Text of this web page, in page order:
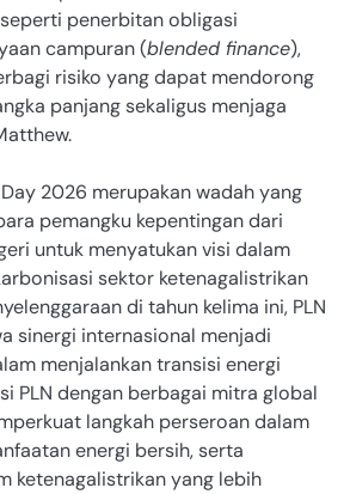
penerbitan obligasi
campuran (blended finance),
risiko yang dapat mendorong
panjang sekaligus menjaga
2026 merupakan wadah yang
pemangku kepentingan dari
untuk menyatukan visi dalam
sektor ketenagalistrikan
di tahun kelima ini, PLN
sinergi internasional menjadi
menjalankan transisi energi
PLN dengan berbagai mitra global
langkah perseroan dalam
energi bersih, serta
ketenagalistrikan yang lebih